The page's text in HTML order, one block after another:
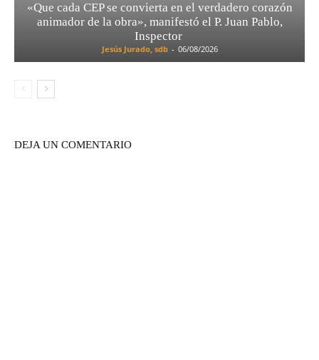
«Que cada CEP se convierta en el verdadero corazón
animador de la obra», manifestó el P. Juan Pablo,
Inspector
Jesús Jurado, sdb - 06/08/2026
DEJA UN COMENTARIO